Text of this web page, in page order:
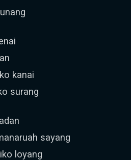
kanai
surang
sayang
loyang